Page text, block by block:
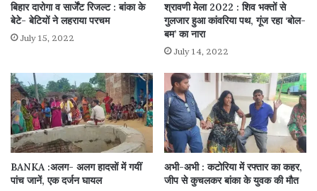
बिहार दारोगा व सार्जेंट रिजल्ट : बांका के
बेटे- बेटियों ने लहराया परचम
July 15, 2022
श्रावणी मेला 2022 : शिव भक्तों से
गुलजार हुआ कांवरिया पथ, गूंज रहा ‘बोल-
बम’ का नारा
July 14, 2022
BANKA :अलग- अलग हादसों में गयीं
पांच जानें, एक दर्जन घायल
अभी-अभी : कटोरिया में रफ्तार का कहर,
जीप से कुचलकर बांका के युवक की मौत